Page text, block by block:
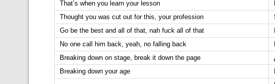
That’s when you learn your lesson
Thought you was cut out for this, your profession
Go be the best and all of that, nah fuck all of that
No one call him back, yeah, no falling back
Breaking down on stage, break it down the page
Breaking down your age